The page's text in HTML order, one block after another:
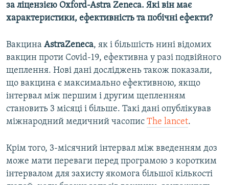
за ліцензією Oxford-Astra Zeneca. Які він має
характеристики, ефективність та побічні ефекти?
Вакцина AstraZeneca, як і більшість нині відомих
вакцин проти Covid-19, ефективна у разі подвійного
щеплення. Нові дані досліджень також показали,
що вакцина є максимально ефективною, якщо
інтервал між першим і другим щепленням
становить 3 місяці і більше. Такі дані опублікував
міжнародний медичний часопис The lancet.
Крім того, 3-місячний інтервал між введенням доз
може мати переваги перед програмою з коротким
інтервалом для захисту якомога більшої кількості